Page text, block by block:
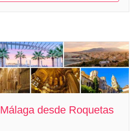
desde Roquetas